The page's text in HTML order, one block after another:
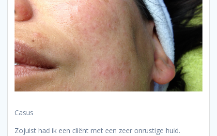
Casus
Zojuist had ik een cliënt met een zeer onrustige huid.